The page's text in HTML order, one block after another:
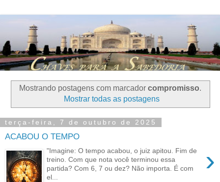
Mostrando postagens com marcador compromisso.
Mostrar todas as postagens
terça-feira, 7 de outubro de 2025
ACABOU O TEMPO
›
"Imagine: O tempo acabou, o juiz apitou. Fim de
treino. Com que nota você terminou essa
partida? Com 6, 7 ou dez? Não importa. É com
el...